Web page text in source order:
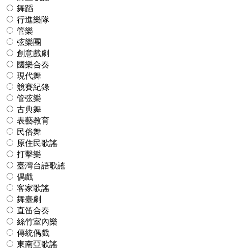
舞蹈
行進樂隊
管樂
弦樂團
創意戲劇
國樂合奏
現代舞
競賽紀錄
管弦樂
古典舞
表藝教育
民俗舞
原住民歌謠
打擊樂
臺灣台語歌謠
偶戲
客家歌謠
舞臺劇
直笛合奏
絲竹室內樂
傳統偶戲
東南亞歌謠